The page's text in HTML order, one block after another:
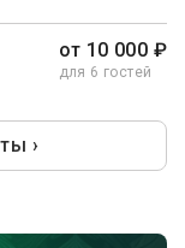
от 10 000 ₽
для 6 гостей
›